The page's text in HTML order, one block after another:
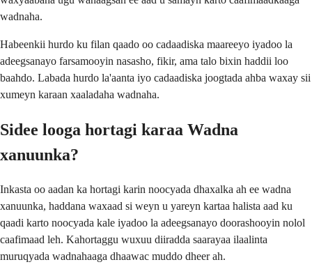
wadnaha.
Habeenkii hurdo ku filan qaado oo cadaadiska maareeyo iyadoo la
adeegsanayo farsamooyin nasasho, fikir, ama talo bixin haddii loo
baahdo. Labada hurdo la'aanta iyo cadaadiska joogtada ahba waxay sii
xumeyn karaan xaaladaha wadnaha.
Sidee looga hortagi karaa Wadna
xanuunka?
Inkasta oo aadan ka hortagi karin noocyada dhaxalka ah ee wadna
xanuunka, haddana waxaad si weyn u yareyn kartaa halista aad ku
qaadi karto noocyada kale iyadoo la adeegsanayo doorashooyin nolol
caafimaad leh. Kahortaggu wuxuu diiradda saarayaa ilaalinta
muruqyada wadnahaaga dhaawac muddo dheer ah.